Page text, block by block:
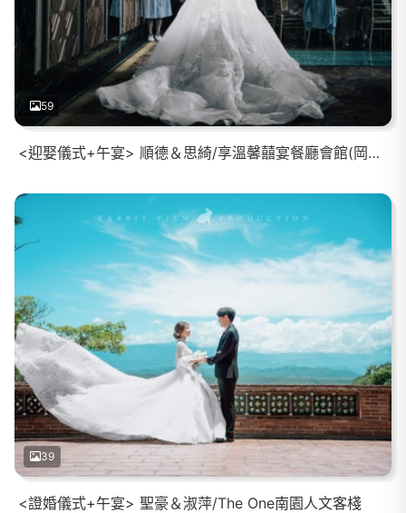
59
<迎娶儀式+午宴> 順德＆思綺/享溫馨囍宴餐廳會館(岡山館)
39
<證婚儀式+午宴> 聖豪＆淑萍/The One南園人文客棧